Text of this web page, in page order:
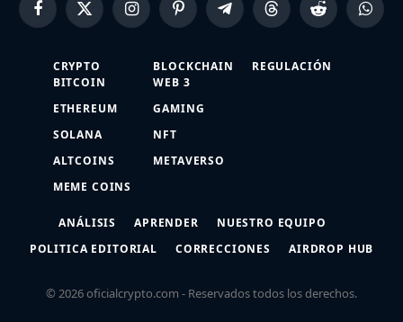
FacebookX
(Twitter)
InstagramPinterestTelegramThreads Reddit
CRYPTO
BITCOIN
ETHEREUM
SOLANA
ALTCOINS
MEME COINS
BLOCKCHAIN
WEB 3
GAMING
NFT
METAVERSO
REGULACIÓN
ANÁLISIS APRENDER
NUESTRO EQUIPO
POLITICA EDITORIAL
CORRECCIONES AIRDROP HUB
© 2026 oficialcrypto.com - Reservados todos los derechos.